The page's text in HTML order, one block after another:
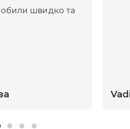
швидко та